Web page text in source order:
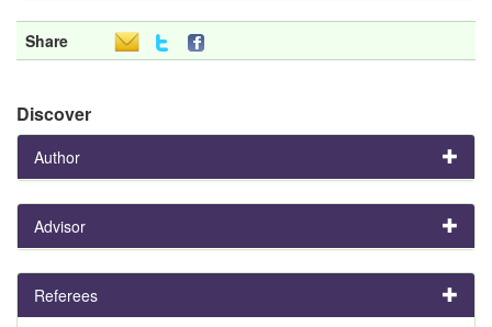
Share
Discover
Author
Advisor
Referees